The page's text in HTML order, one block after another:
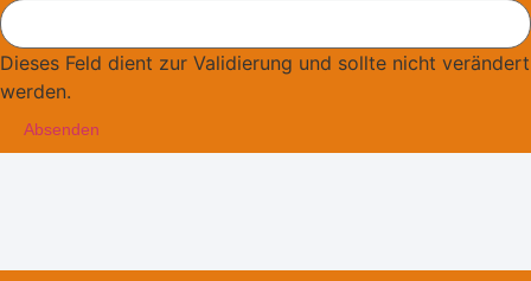
Dieses Feld dient zur Validierung und sollte nicht verändert
werden.